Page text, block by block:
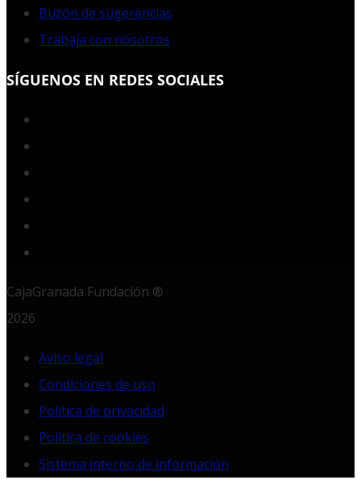
Buzón de sugerencias
Trabaja con nosotros
SÍGUENOS EN REDES SOCIALES
CajaGranada Fundación ®
2026
Aviso legal
Condiciones de uso
Política de privacidad
Política de cookies
Sistema interno de información